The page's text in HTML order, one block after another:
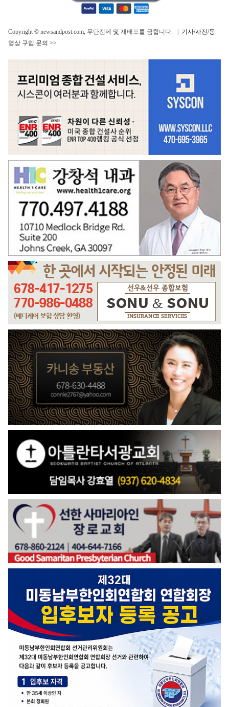
Copyright © newsandpost.com, 무단전제 및 재배포를 금합니다. | 기사/사진/동
영상 구입 문의 >>